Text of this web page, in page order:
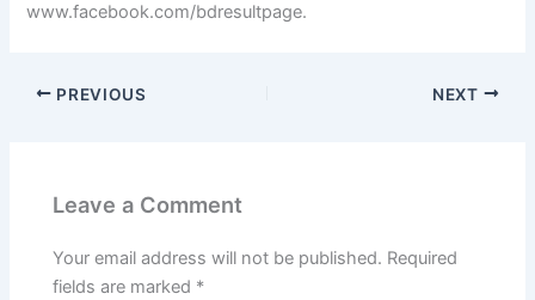
www.facebook.com/bdresultpage.
PREVIOUS NEXT
Leave a Comment
Your email address will not be published. Required
fields are marked *